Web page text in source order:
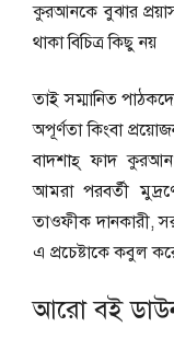
কুরআনকে বুঝার
থাকা বিচিত্র কিছু নয়
তাই সম্মানিত
অপূর্ণতা কিংবা
বাদশাহ্ ফাদ
আমরা পরবর্তী
তাওফীক দানকারী,
এ প্রচেষ্টাকে কবুল
আরো বই